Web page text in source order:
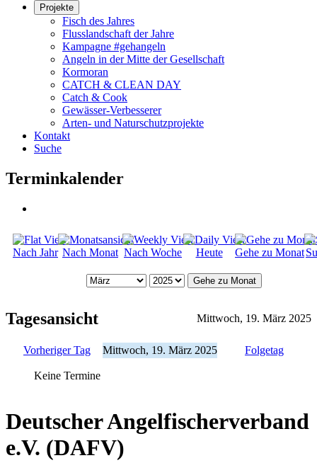
Projekte
Fisch des Jahres
Flusslandschaft der Jahre
Kampagne #gehangeln
Angeln in der Mitte der Gesellschaft
Kormoran
CATCH & CLEAN DAY
Catch & Cook
Gewässer-Verbesserer
Arten- und Naturschutzprojekte
Kontakt
Suche
Terminkalender
Nach Jahr Nach Monat Nach Woche Heute Gehe zu Monat
Gehe zu Monat
Tagesansicht Mittwoch, 19. März 2025
Vorheriger Tag Mittwoch, 19. März 2025 Folgetag
Keine Termine
Deutscher Angelfischerverband
e.V. (DAFV)